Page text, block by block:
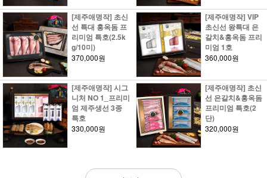
[제주애명작] 초신
선 특대 홍옥돔 프
리미엄 특호(2.5k
g/10미)
370,000원
[제주애명작] VIP
초신선 왕특대 은
갈치&홍옥돔 프리
미엄 1호
360,000원
[제주애명작] 시그
니처 NO 1_프리미
엄 제주생선 3종
특호
330,000원
[제주애명작] 초신
선 은갈치&홍옥돔
프리미엄 특호(2
단)
320,000원